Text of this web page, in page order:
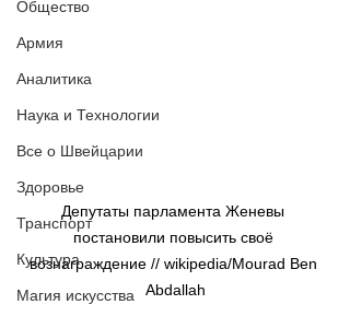
Общество
Армия
Аналитика
Наука и Технологии
Все о Швейцарии
Здоровье
Транспорт
Культура
Магия искусства
Депутаты парламента Женевы
постановили повысить своё
вознаграждение // wikipedia/Mourad Ben
Abdallah